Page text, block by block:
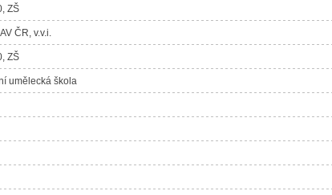
ZŠ
ČR, v.v.i.
ZŠ
umělecká škola